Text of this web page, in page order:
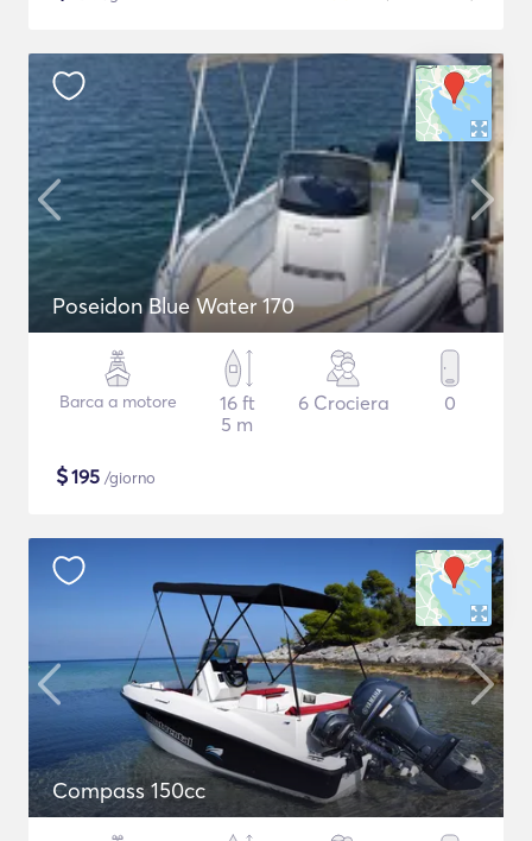
Poseidon Blue Water 170
Barca a motore
16 ft
5 m
6 Crociera 0
$195 /giorno
Compass 150cc